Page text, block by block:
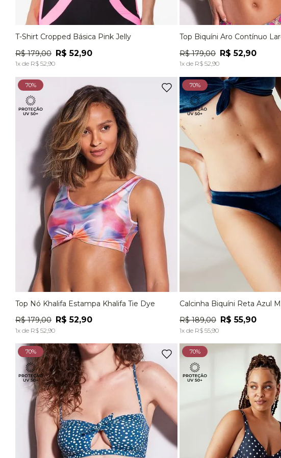
M
P G
ADICIONAR À SACOLA
T-Shirt Cropped Básica Pink Jelly
R$ 179,00 R$ 52,90
1x de R$ 52,90
M
P
ADICIONAR À
Top Biquíni Aro Contínuo
R$ 179,00 R$ 52,90
1x de R$ 52,90
70%
G
M
P
ADICIONAR À SACOLA
Top Nó Khalifa Estampa Khalifa Tie Dye
R$ 179,00 R$ 52,90
1x de R$ 52 ,90
70%
P M
ADICIONAR À
Calcinha Biquíni Reta Azul
R$ 189,00 R$ 55,90
1x de R$ 55,90
70% 70%